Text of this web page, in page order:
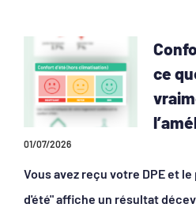
ce
01/07/2026
Vous avez reçu votre DPE et
d'été" affiche un résultat